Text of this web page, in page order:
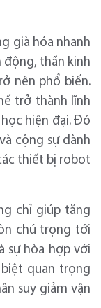
già hóa nhanh
động, thần kinh
nên phổ biến.
trở thành lĩnh
hiện đại. Đó
cộng sự dành
thiết bị robot
chỉ giúp tăng
chú trọng tới
sự hòa hợp với
quan trọng
suy giảm vận